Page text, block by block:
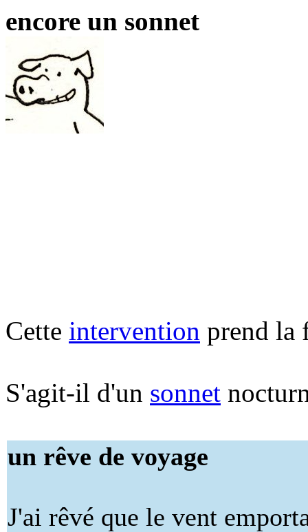
encore un sonnet
Cette intervention prend la
S'agit-il d'un sonnet
un rêve de voyage
J'ai rêvé que le vent